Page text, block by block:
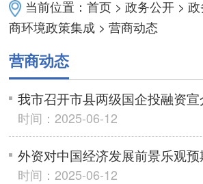
当前位置：首页 >政务公开 >
商环境政策集成 >营商动态
营商动态
我市召开市县两级国企投融资宣
时间：2025-06-12
外资对中国经济发展前景乐观
时间：2025-06-12